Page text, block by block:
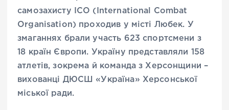
самозахисту ICO (International Combat
Organisation) проходив у місті Любек. У
змаганнях брали участь 623 спортсмени з
18 країн Європи. Україну представляли 158
атлетів, зокрема й команда з Херсонщини –
вихованці ДЮСШ «Україна» Херсонської
міської ради.